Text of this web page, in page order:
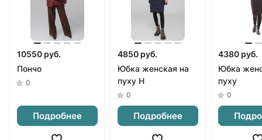
10550 руб.
Пончо
0
Подробнее
4850 руб.
Юбка женская на
пуху Н
0
Подробнее
4380 руб.
Юбка
пуху
0